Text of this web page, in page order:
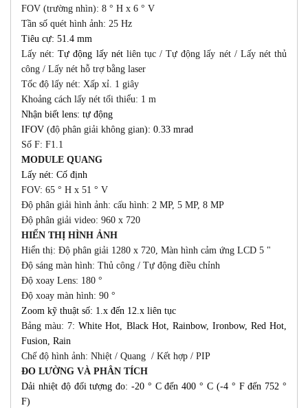
FOV (trường nhìn): 8 ° H x 6 ° V
Tần số quét hình ảnh: 25 Hz
Tiêu cự: 51.4 mm
Lấy nét:Tự động lấy nétliên tục / Tự động lấy nét / Lấy nét thủ
công / Lấy nét hỗ trợ bằng laser
Tốc độ lấy nét: Xấp xỉ. 1 giây
Khoảng cách lấy nét tối thiểu: 1 m
Nhận biết lens: tự động
IFOV (độ phân giải không gian): 0.33 mrad
Số F: F1.1
MODULE QUANG
Lấy nét: Cố định
FOV: 65 ° H x 51 ° V
Độ phân giải hình ảnh: cấu hình: 2 MP, 5 MP, 8 MP
Độ phân giải video: 960 x 720
HIỂN THỊ HÌNH ẢNH
Hiển thị: Độ phân giải 1280 x 720, Màn hình cảm ứng LCD 5 "
Độ sáng màn hình: Thủ công / Tự động điều chỉnh
Độ xoay Lens: 180 °
Độ xoay màn hình: 90 °
Zoom kỹ thuật số: 1.x đến 12.x liên tục
Bảng màu: 7:White Hot, Black Hot, Rainbow, Ironbow, Red Hot,
Fusion, Rain
Chế độ hình ảnh: Nhiệt / Quang / Kết hợp / PIP
ĐO LƯỜNG VÀ PHÂN TÍCH
Dải nhiệt độ đối tượng đo: -20 ° C đến 400 ° C (-4 ° F đến 752 °
F)